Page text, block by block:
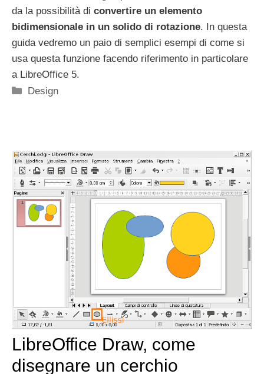
da la possibilità di convertire un elemento
bidimensionale in un solido di rotazione. In questa
guida vedremo un paio di semplici esempi di come si
usa questa funzione facendo riferimento in particolare
a LibreOffice 5.
Categorie
Design
LibreOffice Draw, come
disegnare un cerchio